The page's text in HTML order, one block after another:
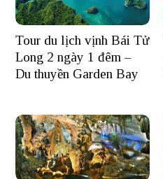
Tour du lịch vịnh Bái Tử
Long 2 ngày 1 đêm –
Du thuyền Garden Bay